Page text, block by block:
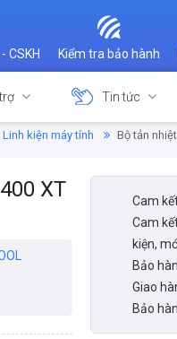
Kiểm tra bảo hành
CSKH
Tin tức
Linh kiện máy tính Bộ tản
XT
Cam
Cam
kiện,
Bảo
Giao
Bảo